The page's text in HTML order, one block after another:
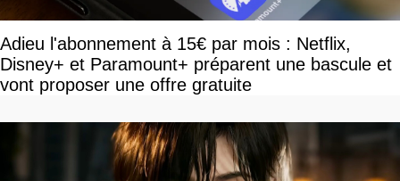
Adieu l'abonnement à 15€ par mois : Netflix,
Disney+ et Paramount+ préparent une bascule et
vont proposer une offre gratuite